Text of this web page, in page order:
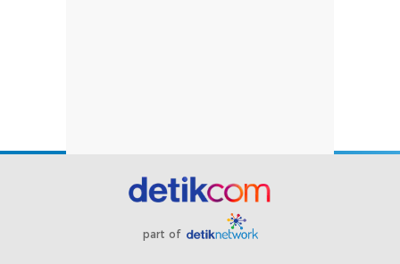
part of